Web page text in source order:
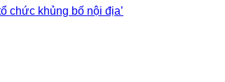
chức khủng bố nội địa’